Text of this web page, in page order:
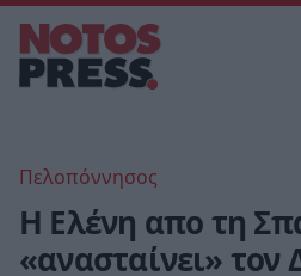
Πελοπόννησος
Η Ελένη απο τη
«ανασταίνει»